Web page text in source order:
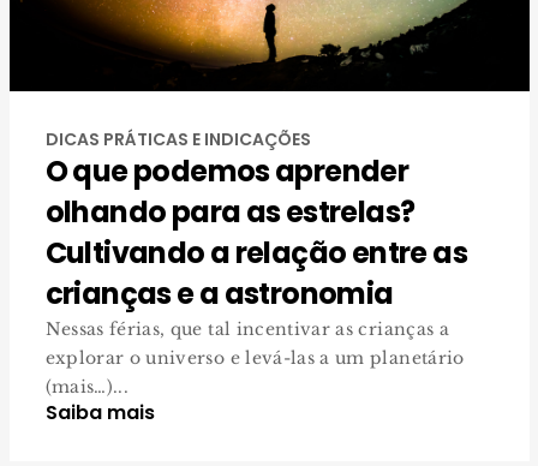
DICAS PRÁTICAS E INDICAÇÕES
O que podemos aprender
olhando para as estrelas?
Cultivando a relação entre as
crianças e a astronomia
Nessas férias, que tal incentivar as crianças a
explorar o universo e levá-las a um planetário
(mais…)...
Saiba mais